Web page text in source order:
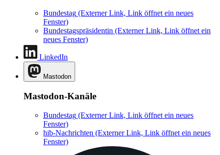
Bundestag (Externer Link, Link öffnet ein neues
Fenster)
Bundestagspräsidentin (Externer Link, Link öffnet ein
neues Fenster)
LinkedIn
Mastodon
Mastodon-Kanäle
Bundestag (Externer Link, Link öffnet ein neues
Fenster)
hib-Nachrichten (Externer Link, Link öffnet ein neues
Fenster)